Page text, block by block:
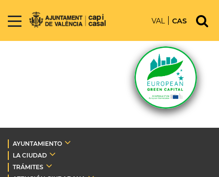
VAL CAS
AYUNTAMIENTO
LA CIUDAD
TRÁMITES